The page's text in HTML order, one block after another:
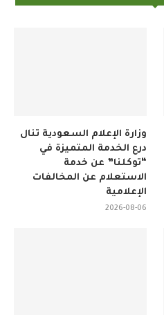
وزارة الإعلام السعودية تنال
درع الخدمة المتميزة في
“توكلنا” عن خدمة
الاستعلام عن المخالفات
الإعلامية
2026-08-06